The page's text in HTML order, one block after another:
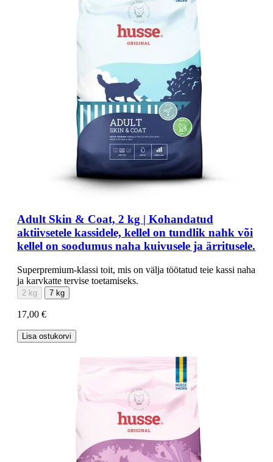
Adult Skin & Coat, 2 kg | Kohandatud
aktiivsetele kassidele, kellel on tundlik nahk või
kellel on soodumus naha kuivusele ja ärritusele.
Superpremium-klassi toit, mis on välja töötatud teie kassi naha
ja karvkatte tervise toetamiseks.
2 kg 7 kg
17,00 €
Lisa ostukorvi